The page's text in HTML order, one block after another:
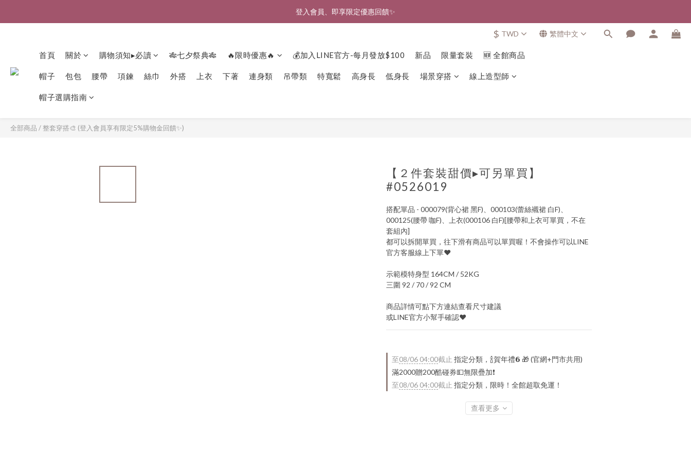
🎉新北淡水實體門市🤗歡迎蒞臨試穿🎉
登入會員、即享限定優惠回饋✨
$ TWD 繁體中文
首頁 關於 購物須知▸必讀 🎋七夕祭典🎋 🔥限時優惠🔥 💰加入LINE官方-每月發放$100 新品 限量套裝 🆕 全館商品
帽子 包包 腰帶 項鍊 絲巾 外搭 上衣 下著 連身類 吊帶類 特寬鬆 高身長 低身長 場景穿搭 線上造型師
帽子選購指南
全部商品 /整套穿搭🎨 (登入會員享有限定5%購物金回饋✨)
【２件套裝甜價▸可另單買】
#0526019
搭配單品 - 000079(背心裙 黑F)、000103(蕾絲襯裙 白F)、
000125(腰帶 咖F)、上衣(000106 白F)[腰帶和上衣可單買，不在
套組內]
都可以拆開單買，往下滑有商品可以單買喔！不會操作可以LINE
官方客服線上下單♥
示範模特身型 164CM / 52KG
三圍 92 / 70 / 92 CM
商品詳情可點下方連結查看尺寸建議
或LINE官方小幫手確認♥
至08/06 04:00截止 指定分類，🍾賀年禮️𝟲 🎁 (官網+門市共用)
滿2000贈200酷碰券💵無限疊加❗
至08/06 04:00截止 指定分類，限時！全館超取免運！
查看更多